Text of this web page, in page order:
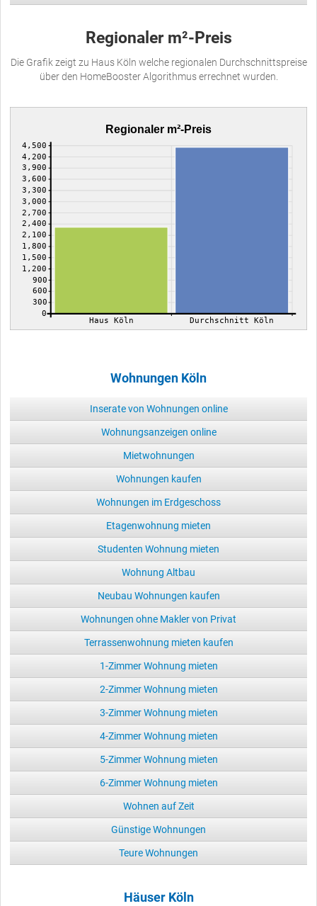
Regionaler m²-Preis
Die Grafik zeigt zu Haus Köln welche regionalen Durchschnittspreise
über den HomeBooster Algorithmus errechnet wurden.
Regionaler m²-Preis
0
300
600
900
1,200
1,500
1,800
2,100
2,400
2,700
3,000
3,300
3,600
3,900
4,200
4,500
Haus Köln Durchschnitt Köln
Wohnungen Köln
Inserate von Wohnungen online
Wohnungsanzeigen online
Mietwohnungen
Wohnungen kaufen
Wohnungen im Erdgeschoss
Etagenwohnung mieten
Studenten Wohnung mieten
Wohnung Altbau
Neubau Wohnungen kaufen
Wohnungen ohne Makler von Privat
Terrassenwohnung mieten kaufen
1-Zimmer Wohnung mieten
2-Zimmer Wohnung mieten
3-Zimmer Wohnung mieten
4-Zimmer Wohnung mieten
5-Zimmer Wohnung mieten
6-Zimmer Wohnung mieten
Wohnen auf Zeit
Günstige Wohnungen
Teure Wohnungen
Häuser Köln